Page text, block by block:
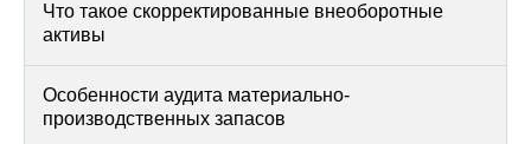
Что такое скорректированные внеоборотные
активы
Особенности аудита материально-
производственных запасов